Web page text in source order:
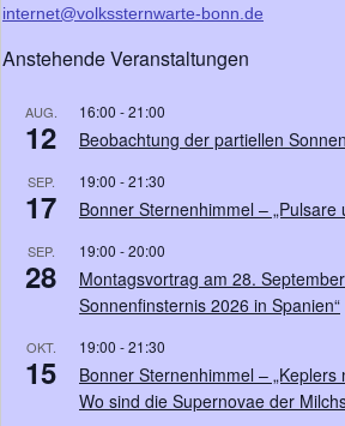
internet@volkssternwarte-bonn.de
Anstehende Veranstaltungen
AUG.
12
16:00 -21:00
Beobachtung der partiellen
SEP.
17
19:00 -21:30
Bonner Sternenhimmel – „Pulsare
SEP.
28
19:00 -20:00
Montagsvortrag am 28.
Sonnenfinsternis 2026 in Spanien“
OKT.
15
19:00 -21:30
Bonner Sternenhimmel –
Wo sind die Supernovae der